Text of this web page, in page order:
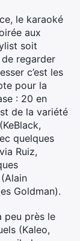
le karaoké
aux
soit
regarder
c’est les
pour la
: 20 en
de la variété
quelques
Ruiz,
Goldman).
peu près le
(Kaleo,